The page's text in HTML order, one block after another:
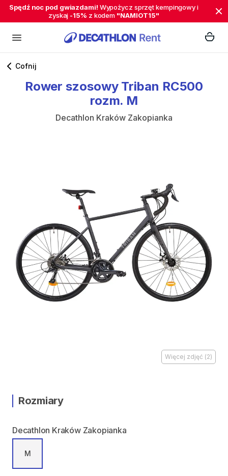
Spędź noc pod gwiazdami! Wypożycz sprzęt kempingowy i
zyskaj -15% z kodem "NAMIOT15"
Cofnij
Rower szosowy Triban RC500
rozm. M
Decathlon Kraków Zakopianka
Więcej zdjęć (2)
Rozmiary
Decathlon Kraków Zakopianka
M